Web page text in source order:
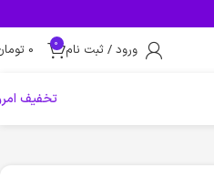
ورود / ثبت نام 0
0
تخفیف